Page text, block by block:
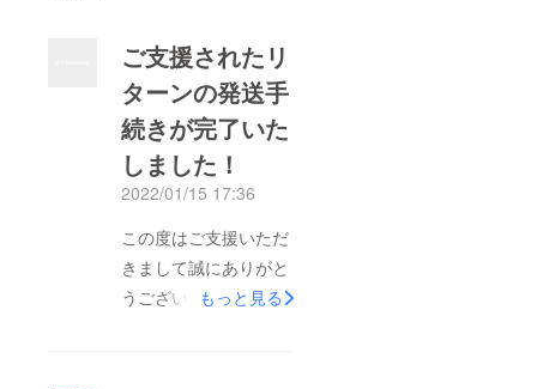
ご支援されたリ
ターンの発送手
続きが完了いた
しました！
2022/01/15 17:36
この度はご支援いただ
きまして誠にありがと
うございます。ご支援
もっと見る